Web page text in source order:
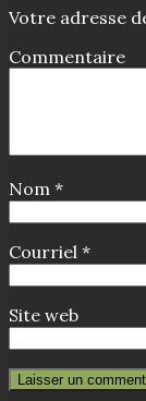
Votre adresse
Commentaire
Nom *
Courriel *
Site web